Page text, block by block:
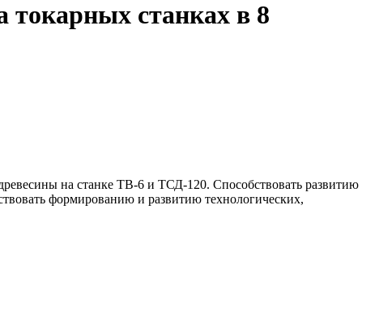
станках в 8
на станке ТВ-6 и ТСД-120. Способствовать развитию
формированию и развитию технологических,